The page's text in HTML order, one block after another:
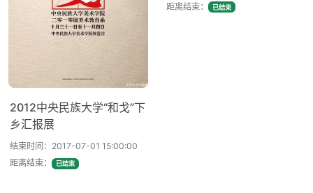
2012中央民族大学“和戈”下
乡汇报展
结束时间：2017-07-01 15:00:00
距离结束：
已结束
距离结束：
已结束